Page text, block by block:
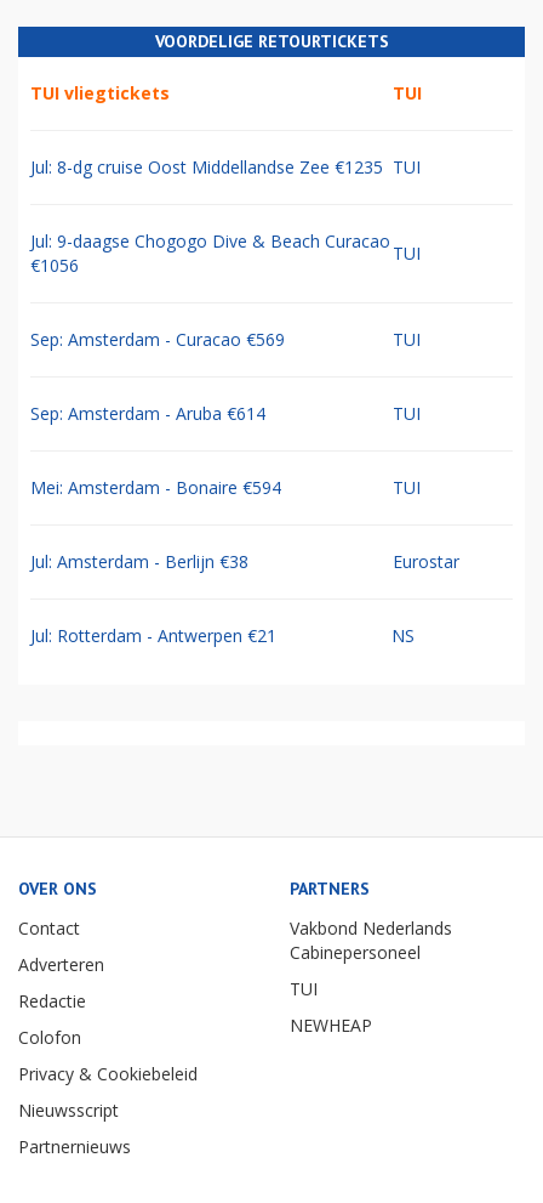
VOORDELIGE RETOURTICKETS
TUI vliegtickets TUI
Jul: 8-dg cruise Oost Middellandse Zee €1235 TUI
Jul: 9-daagse Chogogo Dive & Beach Curacao
€1056
TUI
Sep: Amsterdam - Curacao €569 TUI
Sep: Amsterdam - Aruba €614 TUI
Mei: Amsterdam - Bonaire €594 TUI
Jul: Amsterdam - Berlijn €38 Eurostar
Jul: Rotterdam - Antwerpen €21 NS
OVER ONS
Contact
Adverteren
Redactie
Colofon
Privacy & Cookiebeleid
Nieuwsscript
Partnernieuws
PARTNERS
Vakbond Nederlands
Cabinepersoneel
TUI
NEWHEAP